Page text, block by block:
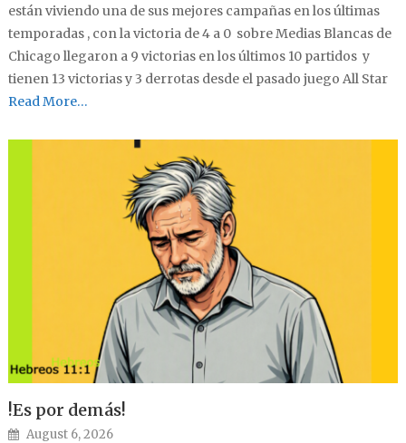
están viviendo una de sus mejores campañas en los últimas
temporadas , con la victoria de 4 a 0 sobre Medias Blancas de
Chicago llegaron a 9 victorias en los últimos 10 partidos y
tienen 13 victorias y 3 derrotas desde el pasado juego All Star
Read More…
!Es por demás!
Posted on
August 6, 2026